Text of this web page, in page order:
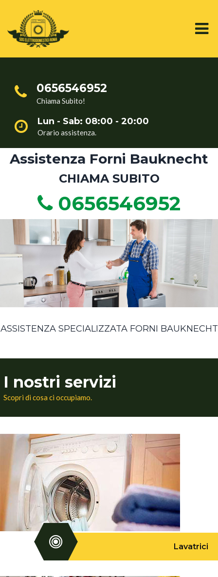
0656546952
Chiama Subito!
Lun - Sab: 08:00 - 20:00
Orario assistenza.
Assistenza Forni Bauknecht
CHIAMA SUBITO
0656546952
ASSISTENZA SPECIALIZZATA FORNI BAUKNECHT
I nostri servizi
Scopri di cosa ci occupiamo.
Lavatrici